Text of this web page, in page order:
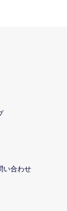
い合わせ